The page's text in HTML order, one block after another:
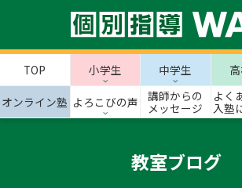
TOP 小学生 中学生
オンライン塾 よろこびの声
講師からの
メッセージ
よく
入塾
教室ブログ